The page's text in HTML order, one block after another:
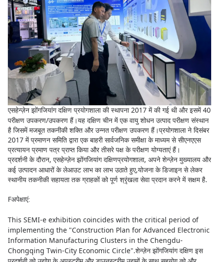
एसहेन्ज़ेन झोंगजियांग दक्षिण प्रयोगशाला की स्थापना 2017 में की गई थी और इसमें 40
परीक्षण उपकरण/उपकरण हैं।यह दक्षिण चीन में एक वायु शोधन उत्पाद परीक्षण संस्थान
है जिसमें मजबूत तकनीकी शक्ति और उन्नत परीक्षण उपकरण हैं।प्रयोगशाला ने दिसंबर
2017 में प्रमाणन समिति द्वारा एक बाहरी सार्वजनिक समीक्षा के माध्यम से सीएनएएस
प्रत्यायन प्रमाण पत्र प्राप्त किया और तीसरे पक्ष के परीक्षण योग्यताएं हैं।
प्रदर्शनी के दौरान, एसहेन्ज़ेन झोंगजियांग दक्षिणप्रयोगशाला, अपने शेन्ज़ेन मुख्यालय और
कई उत्पादन आधारों के लेआउट लाभ का लाभ उठाते हुए,योजना के डिजाइन से लेकर
स्थानीय तकनीकी सहायता तक ग्राहकों को पूर्ण श्रृंखला सेवा प्रदान करने में सक्षम है.
Fअपेक्षाएं:
This SEMI-e exhibition coincides with the critical period of
implementing the "Construction Plan for Advanced Electronic
Information Manufacturing Clusters in the Chengdu-
Chongqing Twin-City Economic Circle".शेन्ज़ेन झोंगजियांग दक्षिण इस